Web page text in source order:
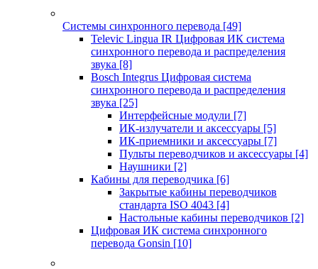
Системы синхронного перевода [49]
Televic Lingua IR Цифровая ИК система
синхронного перевода и распределения
звука [8]
Bosch Integrus Цифровая система
синхронного перевода и распределения
звука [25]
Интерфейсные модули [7]
ИК-излучатели и аксессуары [5]
ИК-приемники и аксессуары [7]
Пульты переводчиков и аксессуары [4]
Наушники [2]
Кабины для переводчика [6]
Закрытые кабины переводчиков
стандарта ISO 4043 [4]
Настольные кабины переводчиков [2]
Цифровая ИК система синхронного
перевода Gonsin [10]